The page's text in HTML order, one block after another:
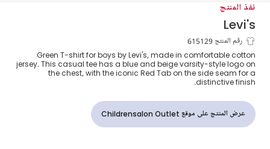
نفذ المنتج
Levi's
تيشيرت بشعار فارسيتي قطن لون أخضر
للاولاد
رقم المنتج 615129
Green T-shirt for boys by Levi's, made in comfortable cotton
jersey. This casual tee has a blue and beige varsity-style logo on
the chest, with the iconic Red Tab on the side seam for a
distinctive finish.
عرض المنتج على موقع Childrensalon Outlet